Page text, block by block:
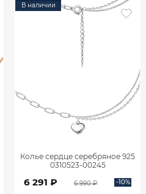
В наличии
Колье сердце серебряное 925
0310523-00245
6 291 ₽ 6 990 ₽ -10%